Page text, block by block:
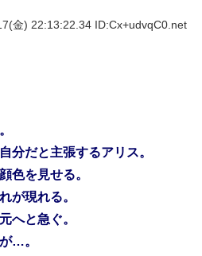
金) 22:13:22.34 ID:Cx+udvqC0.net
分だと主張するアリス。
色を見せる。
が現れる。
へと急ぐ。
…。